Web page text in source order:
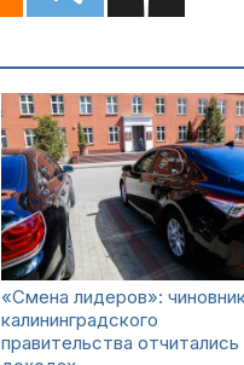
«Смена лидеров»:
калининградского
правительства отчитались